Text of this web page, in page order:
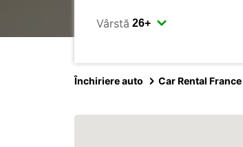
Vârstă
Închiriere auto Car Rental France